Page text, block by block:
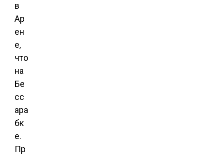
в
Ар
ен
е,
что
на
Бе
сс
ара
бк
е.
Пр